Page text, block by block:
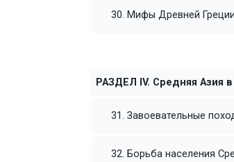
30. Мифы Древней Греции
РАЗДЕЛ IV. Средняя Азия
31. Завоевательные
32. Борьба населения